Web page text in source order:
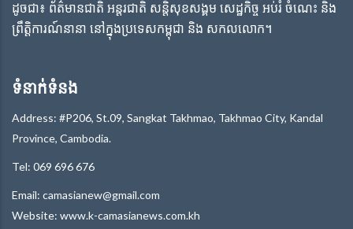
ដូចជា៖ ព័ត៌មានជាតិ អន្តរជាតិ សន្តិសុខសង្គម សេដ្ឋកិច្ច អប់រំ ចំណេះ និង
ព្រឹត្តិការណ៍នានា នៅក្នុងប្រទេសកម្ពុជា និង សកលលោក។
ទំនាក់ទំនង
Address: #P206, St.09, Sangkat Takhmao, Takhmao City, Kandal
Province, Cambodia.
Tel: 069 696 676
Email: camasianew@gmail.com
Website: www.k-camasianews.com.kh